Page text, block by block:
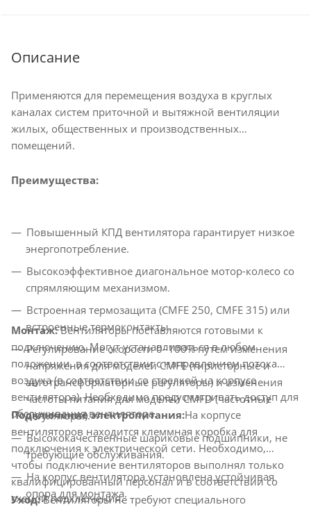
Описание
Применяются для перемещения воздуха в круглых
каналах систем приточной и вытяжной вентиляции
жилых, общественных и производственных
помещений.
Преимущества:
Повышенный КПД вентилятора гарантирует низкое
энергопотребление.
Высокоэффективное диагональное мотор-колесо со
спрямляющим механизмом.
Встроенная термозащита (CMFE 250, CMFE 315) или
встроенные термоконтакты.
Регулирование скорости 0–100% путем изменения
напряжения для моделей CMFE (тиристорные и
автотрансформаторные регуляторы) и изменения
частоты питания для моделей CMFD (частотные
регуляторы).
Высококачественные шариковые подшипники, не
требующие обслуживания.
На корпус вентилятора установлена устойчивая
опора для монтажа.
Монтаж:Вентиляторы поставляются готовыми к
подключению. Могут устанавливаться в любом
положении, в соответствии с направлением потока
воздуха (в соответствии со стрелкой на корпусе
вентилятора). Необходимо предусматривать доступ для
обслуживания вентилятора.
Подключение электропитания:На корпусе
вентиляторов находится клеммная коробка для
подключения к электрической сети. Необходимо,
чтобы подключение вентиляторов выполнял только
квалифицированный персонал и в соответствии со
схемой подключения.
Уход:Вентиляторы не требуют специального